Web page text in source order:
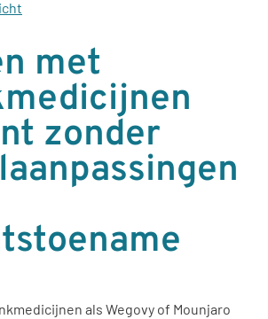
met
zonder
als Wegovy of Mounjaro